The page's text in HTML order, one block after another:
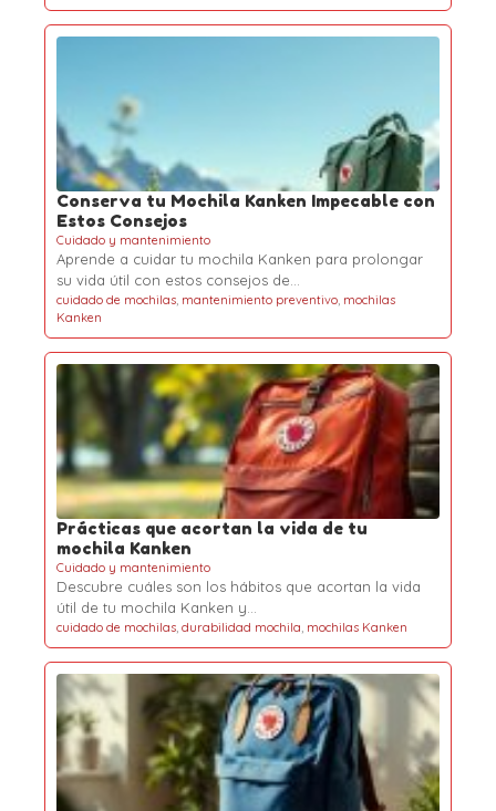
Conserva tu Mochila Kanken Impecable con
Estos Consejos
Cuidado y mantenimiento
Aprende a cuidar tu mochila Kanken para prolongar
su vida útil con estos consejos de…
cuidado de mochilas, mantenimiento preventivo, mochilas
Kanken
Prácticas que acortan la vida de tu
mochila Kanken
Cuidado y mantenimiento
Descubre cuáles son los hábitos que acortan la vida
útil de tu mochila Kanken y…
cuidado de mochilas, durabilidad mochila, mochilas Kanken